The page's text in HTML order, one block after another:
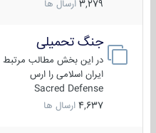
3,279 ارسال ها
جنگ تحمیلی
در این بخش مطالب مرتبط
ایران اسلامی را ارس
Sacred Defense
4,637 ارسال ها